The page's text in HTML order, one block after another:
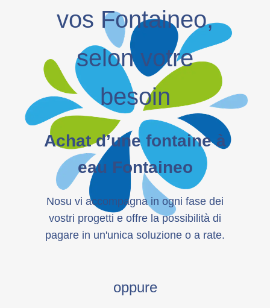
vos Fontaineo,
selon votre
besoin
Achat d’une fontaine à
eau Fontaineo
Nosu vi accompagna in ogni fase dei
vostri progetti e offre la possibilità di
pagare in un'unica soluzione o a rate.
oppure